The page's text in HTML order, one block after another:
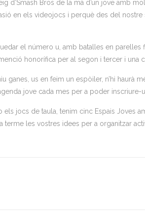
d’Smash Bros de la mà d’un jove amb
en els videojocs i perquè des del nostre
el número u, amb batalles en
honorífica per al segon i tercer i una
ganes, us en feim un espòiler, n’hi haurà
jove cada mes per a poder inscriure-
els jocs de taula, tenim cinc Espais Joves
les vostres idees per a organitzar